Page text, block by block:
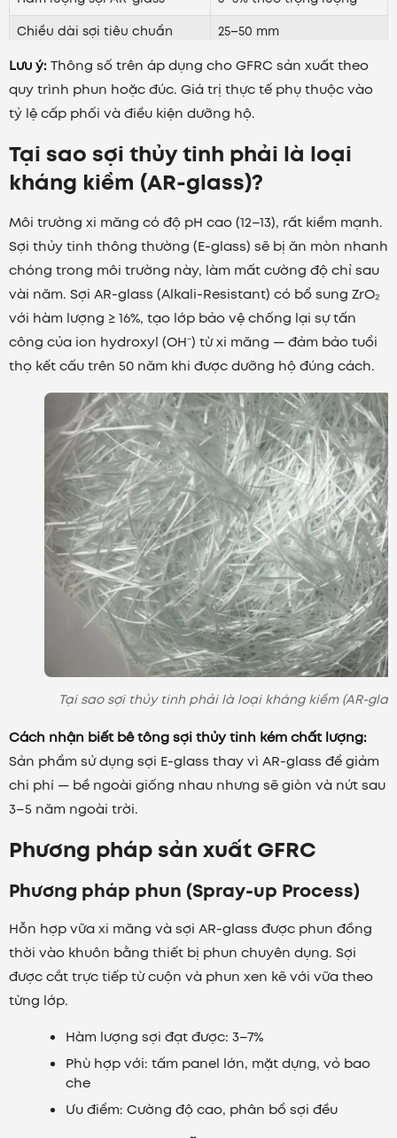
Chiều dài sợi tiêu chuẩn
25–50 mm
Độ hút nước
< 10%
Hệ số dẫn nhiệt
0,8–1,0 W/mK
Lưu ý:Thông số trên áp dụng cho GFRC sản xuất theo
quy trình phun hoặc đúc. Giá trị thực tế phụ thuộc vào
tỷ lệ cấp phối và điều kiện dưỡng hộ.
Tại sao sợi thủy tinh phải là loại
kháng kiềm (AR-glass)?
Môi trường xi măng có độ pH cao (12–13), rất kiềm mạnh.
Sợi thủy tinh thông thường (E-glass) sẽ bị ăn mòn nhanh
chóng trong môi trường này, làm mất cường độ chỉ sau
vài năm. Sợi AR-glass (Alkali-Resistant) có bổ sung ZrO₂
với hàm lượng ≥ 16%, tạo lớp bảo vệ chống lại sự tấn
công của ion hydroxyl (OH⁻) từ xi măng — đảm bảo tuổi
thọ kết cấu trên 50 năm khi được dưỡng hộ đúng cách.
Tại sao sợi thủy tinh phải là loại kháng kiềm (AR-
Cách nhận biết bê tông sợi thủy tinh kém chất lượng:
Sản phẩm sử dụng sợi E-glass thay vì AR-glass để giảm
chi phí — bề ngoài giống nhau nhưng sẽ giòn và nứt sau
3–5 năm ngoài trời.
Phương pháp sản xuất GFRC
Phương pháp phun (Spray-up Process)
Hỗn hợp vữa xi măng và sợi AR-glass được phun đồng
thời vào khuôn bằng thiết bị phun chuyên dụng. Sợi
được cắt trực tiếp từ cuộn và phun xen kẽ với vữa theo
từng lớp.
Hàm lượng sợi đạt được: 3–7%
Phù hợp với: tấm panel lớn, mặt dựng, vỏ bao
che
Ưu điểm: Cường độ cao, phân bổ sợi đều